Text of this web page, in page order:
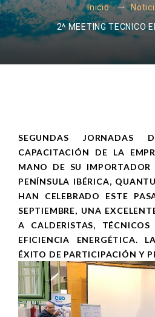
Inicio
2^ MEETING TECNICO
SEGUNDAS JORNADAS
CAPACITACIÓN DE LA
MANO DE SU IMPORTADOR
PENÍNSULA IBÉRICA,
HAN CELEBRADO ESTE
SEPTIEMBRE, UNA
A CALDERISTAS,
EFICIENCIA ENERGÉTICA.
ÉXITO DE PARTICIPACIÓN Y